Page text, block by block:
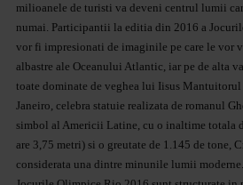
milioanele de turisti va deveni centrul lumii
numai. Participantii la editia din 2016 a
vor fi impresionati de imaginile pe care le vor
albastre ale Oceanului Atlantic, iar pe de alta
toate dominate de veghea lui Iisus
Janeiro, celebra statuie realizata de romanul
simbol al Americii Latine, cu o inaltime totala
are 3,75 metri) si o greutate de 1.145 de tone,
considerata una dintre minunile lumii